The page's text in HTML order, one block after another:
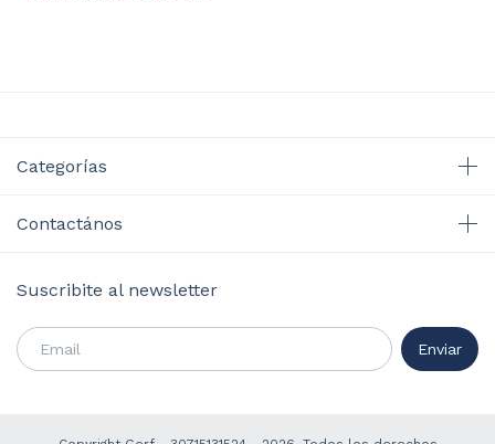
Categorías
Contactános
Suscribite al newsletter